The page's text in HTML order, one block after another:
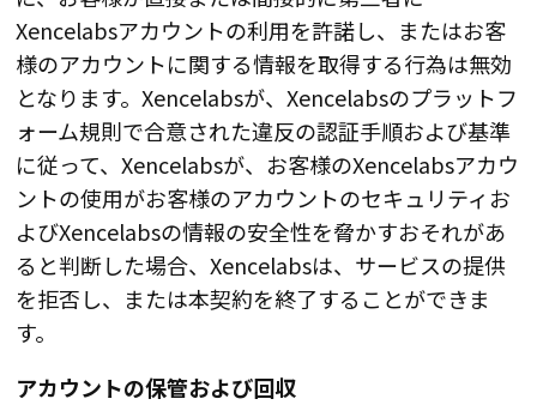
Xencelabsアカウントの利用を許諾し、またはお客
様のアカウントに関する情報を取得する行為は無効
となります。Xencelabsが、Xencelabsのプラットフ
ォーム規則で合意された違反の認証手順および基準
に従って、Xencelabsが、お客様のXencelabsアカウ
ントの使用がお客様のアカウントのセキュリティお
よびXencelabsの情報の安全性を脅かすおそれがあ
ると判断した場合、Xencelabsは、サービスの提供
を拒否し、または本契約を終了することができま
す。
アカウントの保管および回収